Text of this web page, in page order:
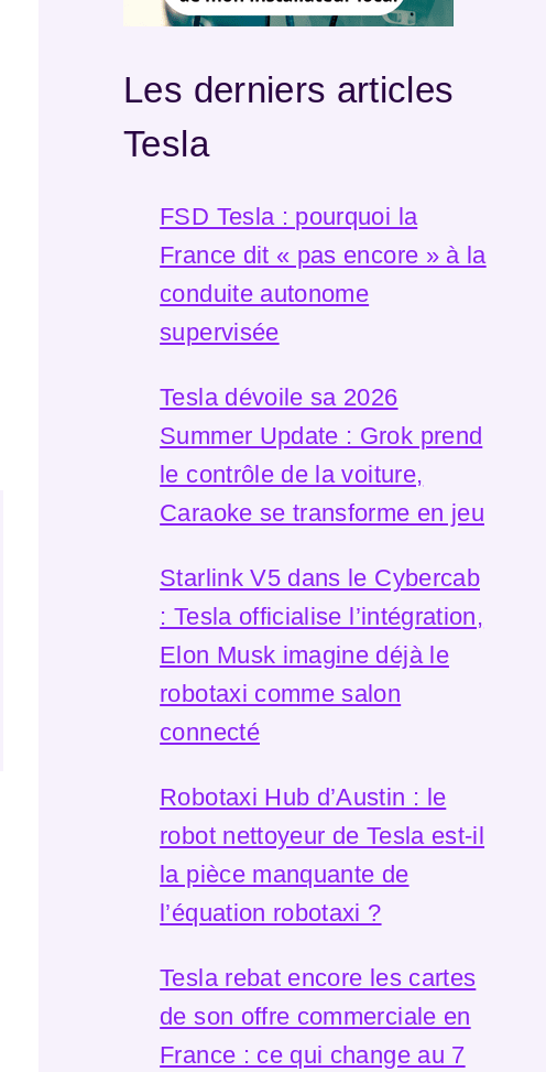
Les derniers articles
Tesla
FSD Tesla : pourquoi la
France dit « pas encore » à la
conduite autonome
supervisée
Tesla dévoile sa 2026
Summer Update : Grok prend
le contrôle de la voiture,
Caraoke se transforme en jeu
Starlink V5 dans le Cybercab
: Tesla officialise l’intégration,
Elon Musk imagine déjà le
robotaxi comme salon
connecté
Robotaxi Hub d’Austin : le
robot nettoyeur de Tesla est-il
la pièce manquante de
l’équation robotaxi ?
Tesla rebat encore les cartes
de son offre commerciale en
France : ce qui change au 7